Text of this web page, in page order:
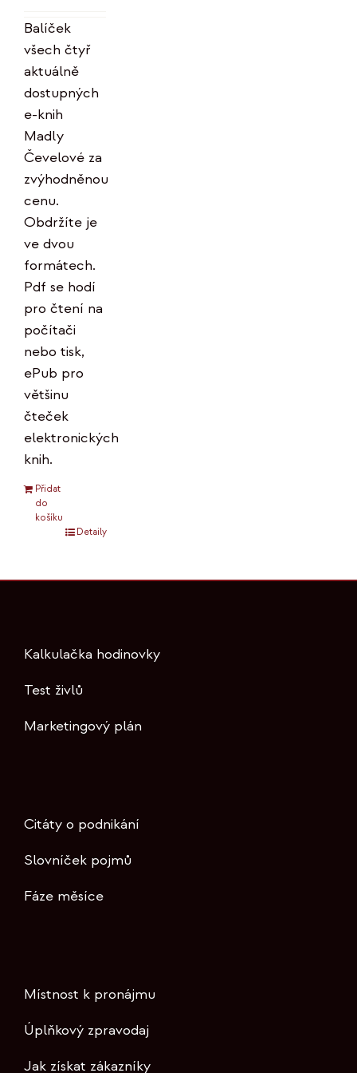
5.00z 5
996 Kč.799 Kč.
Balíček
všech čtyř
aktuálně
dostupných
e-knih
Madly
Čevelové za
zvýhodněnou
cenu.
Obdržíte je
ve dvou
formátech.
Pdf se hodí
pro čtení na
počítači
nebo tisk,
ePub pro
většinu
čteček
elektronických
knih.
Přidat
do
košíku
Detaily
Kalkulačka hodinovky
Test živlů
Marketingový plán
Citáty o podnikání
Slovníček pojmů
Fáze měsíce
Místnost k pronájmu
Úplňkový zpravodaj
Jak získat zákazníky